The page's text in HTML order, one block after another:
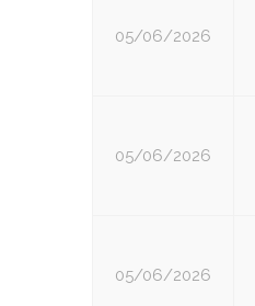
05/06/2026
05/06/2026
05/06/2026